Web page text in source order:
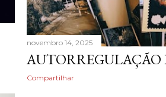
novembro 14, 2025
AUTORREGULAÇÃO
Compartilhar